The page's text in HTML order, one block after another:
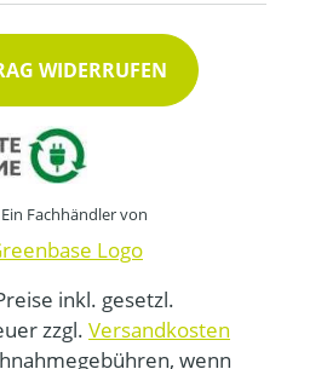
WIDERRUFEN
Ein Fachhändler von
inkl. gesetzl.
zzgl. Versandkosten
wenn